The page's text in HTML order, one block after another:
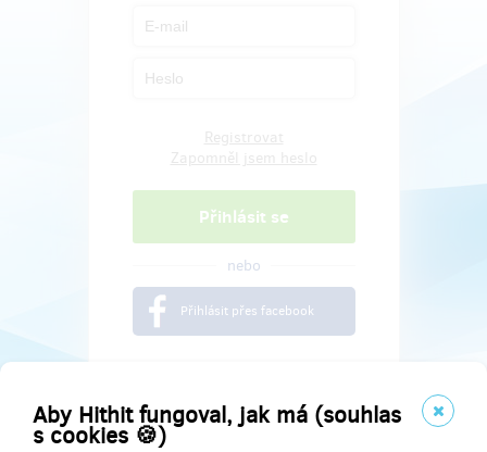
Aby Hithit fungoval, jak má (souhlas
s cookies 🍪)
nebo
Přihlásit přes facebook